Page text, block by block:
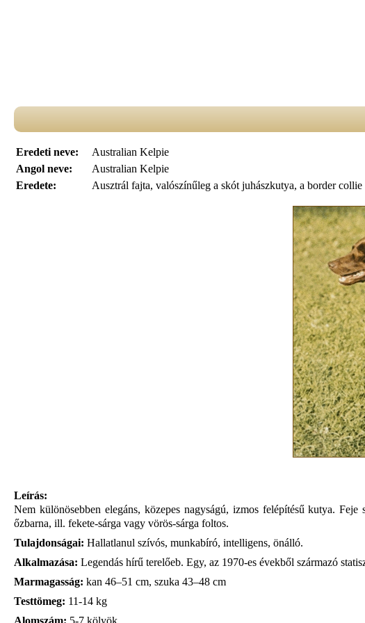
Eredeti neve:
Australian Kelpie
Angol neve:
Australian Kelpie
Eredete:
Ausztrál fajta, valószínűleg a skót juhászkutya, a border collie
Leírás:
Nem különösebben elegáns, közepes nagyságú, izmos felépítésű kutya.
őzbarna, ill. fekete-sárga vagy vörös-sárga foltos.
Tulajdonságai: Hallatlanul szívós, munkabíró, intelligens, önálló.
Alkalmazása: Legendás hírű terelőeb. Egy, az 1970-es évekből származó
Marmagasság: kan 46–51 cm, szuka 43–48 cm
Testtömeg: 11-14 kg